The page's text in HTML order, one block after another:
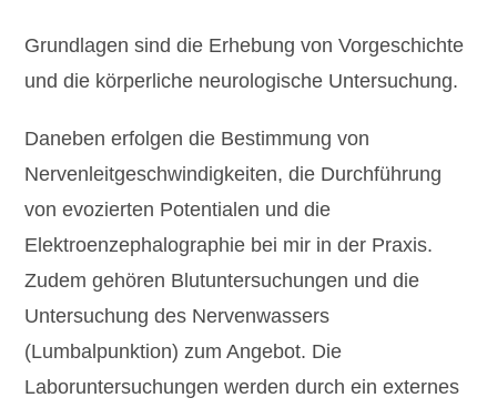
Grundlagen sind die Erhebung von Vorgeschichte
und die körperliche neurologische Untersuchung.
Daneben erfolgen die Bestimmung von
Nervenleitgeschwindigkeiten, die Durchführung
von evozierten Potentialen und die
Elektroenzephalographie bei mir in der Praxis.
Zudem gehören Blutuntersuchungen und die
Untersuchung des Nervenwassers
(Lumbalpunktion) zum Angebot. Die
Laboruntersuchungen werden durch ein externes